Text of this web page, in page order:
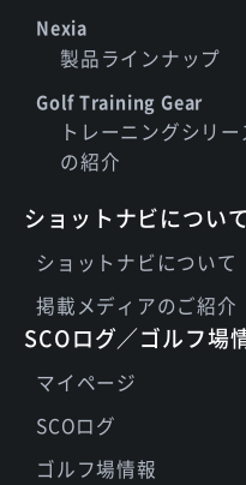
Nexia
製品ラインナップ
Golf Training Gear
トレーニングシリー
の紹介
ショットナビについて
ショットナビについて
掲載メディアのご紹介
SCOログ／ゴルフ場
マイページ
SCOログ
ゴルフ場情報